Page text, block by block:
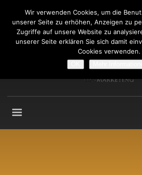
Fragen an: +49 (911) 2165 876
Mo-Fr: 9:00-13:00 Uhr
Wir verwenden Cookies, um die
unserer Seite zu erhöhen, Anzeigen zu
Zugriffe auf unsere Website zu
unserer Seite erklären Sie sich damit
Cookies verwenden.